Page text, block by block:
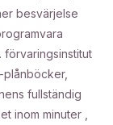
besvärjelse
förvaringsinstitut
fullständig
inom minuter ,